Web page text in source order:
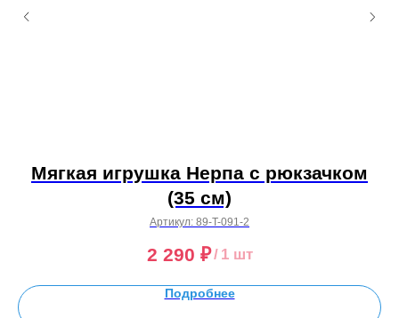
Мягкая игрушка Нерпа с рюкзачком
(35 см)
Артикул: 89-T-091-2
2 290 ₽/ 1 шт
Подробнее